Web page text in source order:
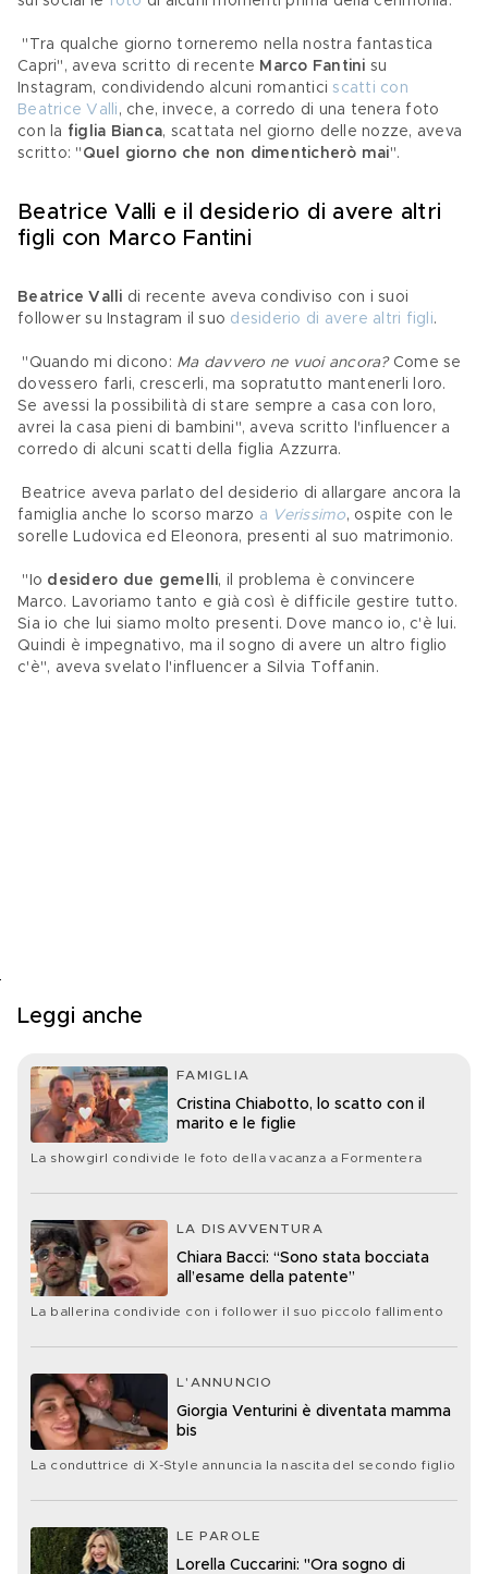
Capri", aveva scritto di recente Marco Fantini su
Instagram, condividendo alcuni romantici scatti con
Beatrice Valli , che, invece, a corredo di una tenera foto
con la figlia Bianca, scattata nel giorno delle nozze, aveva
scritto: " Quel giorno che non dimenticherò mai".
​Beatrice Valli e il desiderio di avere altri
figli con Marco Fantini
Beatrice Valli di recente aveva condiviso con i suoi
follower su Instagram il suo desiderio di avere altri figli.
"Quando mi dicono: Ma davvero ne vuoi ancora? Come se
dovessero farli, crescerli, ma sopratutto mantenerli loro.
Se avessi la possibilità di stare sempre a casa con loro,
avrei la casa pieni di bambini", aveva scritto l'influencer a
corredo di alcuni scatti della figlia Azzurra.
famiglia anche lo scorso marzo a Verissimo, ospite con le
sorelle Ludovica ed Eleonora, presenti al suo matrimonio.
"Io desidero due gemelli, il problema è convincere
Marco. Lavoriamo tanto e già così è difficile gestire tutto.
Sia io che lui siamo molto presenti. Dove manco io, c'è lui.
Quindi è impegnativo, ma il sogno di avere un altro figlio
c'è", aveva svelato l'influencer a Silvia Toffanin.
Leggi anche
FAMIGLIA
Cristina Chiabotto, lo scatto con il
marito e le figlie
La showgirl condivide le foto della vacanza a Formentera
LA DISAVVENTURA
Chiara Bacci: “Sono stata bocciata
all’esame della patente”
La ballerina condivide con i follower il suo piccolo fallimento
L'ANNUNCIO
Giorgia Venturini è diventata mamma
bis
La conduttrice di X-Style annuncia la nascita del secondo figlio
LE PAROLE
Lorella Cuccarini: "Ora sogno di